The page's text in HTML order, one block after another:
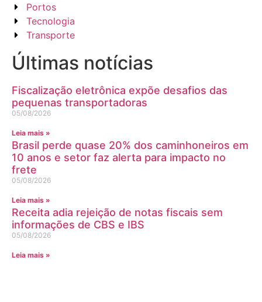
Portos
Tecnologia
Transporte
Últimas notícias
Fiscalização eletrônica expõe desafios das
pequenas transportadoras
05/08/2026
Leia mais »
Brasil perde quase 20% dos caminhoneiros em
10 anos e setor faz alerta para impacto no
frete
05/08/2026
Leia mais »
Receita adia rejeição de notas fiscais sem
informações de CBS e IBS
05/08/2026
Leia mais »